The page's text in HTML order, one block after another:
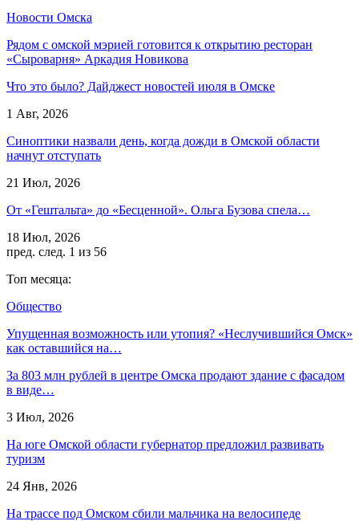
Новости Омска
Рядом с омской мэрией готовится к открытию ресторан
«Сыроварня» Аркадия Новикова
Что это было? Дайджест новостей июля в Омске
1 Авг, 2026
Синоптики назвали день, когда дожди в Омской области
начнут отступать
21 Июл, 2026
От «Гештальта» до «Бесценной». Ольга Бузова спела…
18 Июл, 2026
пред. след. 1 из 56
Топ месяца:
Общество
Упущенная возможность или утопия? «Неслучившийся Омск»
как оставшийся на…
За 803 млн рублей в центре Омска продают здание с фасадом
в виде…
3 Июл, 2026
На юге Омской области губернатор предложил развивать
туризм
24 Янв, 2026
На трассе под Омском сбили мальчика на велосипеде